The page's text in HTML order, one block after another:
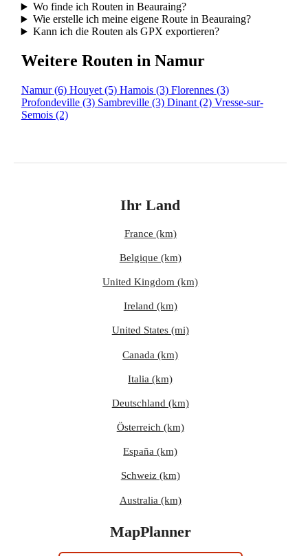
Wo finde ich Routen in Beauraing?
Wie erstelle ich meine eigene Route in Beauraing?
Kann ich die Routen als GPX exportieren?
Weitere Routen in Namur
Namur(6) Houyet (5) Hamois (3) Florennes (3)
Profondeville (3) Sambreville (3) Dinant (2) Vresse-sur-
Semois (2)
Ihr Land
France (km)
Belgique (km)
United Kingdom (km)
Ireland (km)
United States (mi)
Canada (km)
Italia (km)
Deutschland (km)
Österreich (km)
España (km)
Schweiz (km)
Australia (km)
MapPlanner